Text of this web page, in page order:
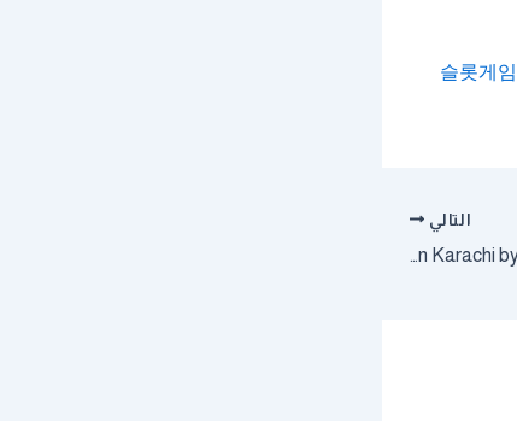
슬롯게임
التالي
Professional Escorts in Karachi by KarachiEscortsHub.com